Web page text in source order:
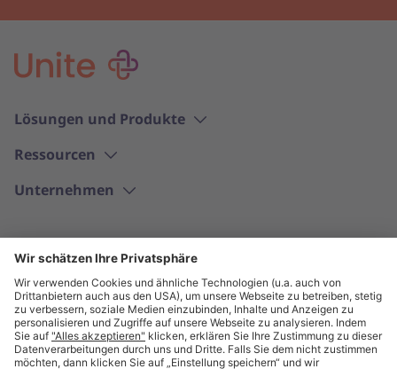
Lösungen und Produkte
Ressourcen
Unternehmen